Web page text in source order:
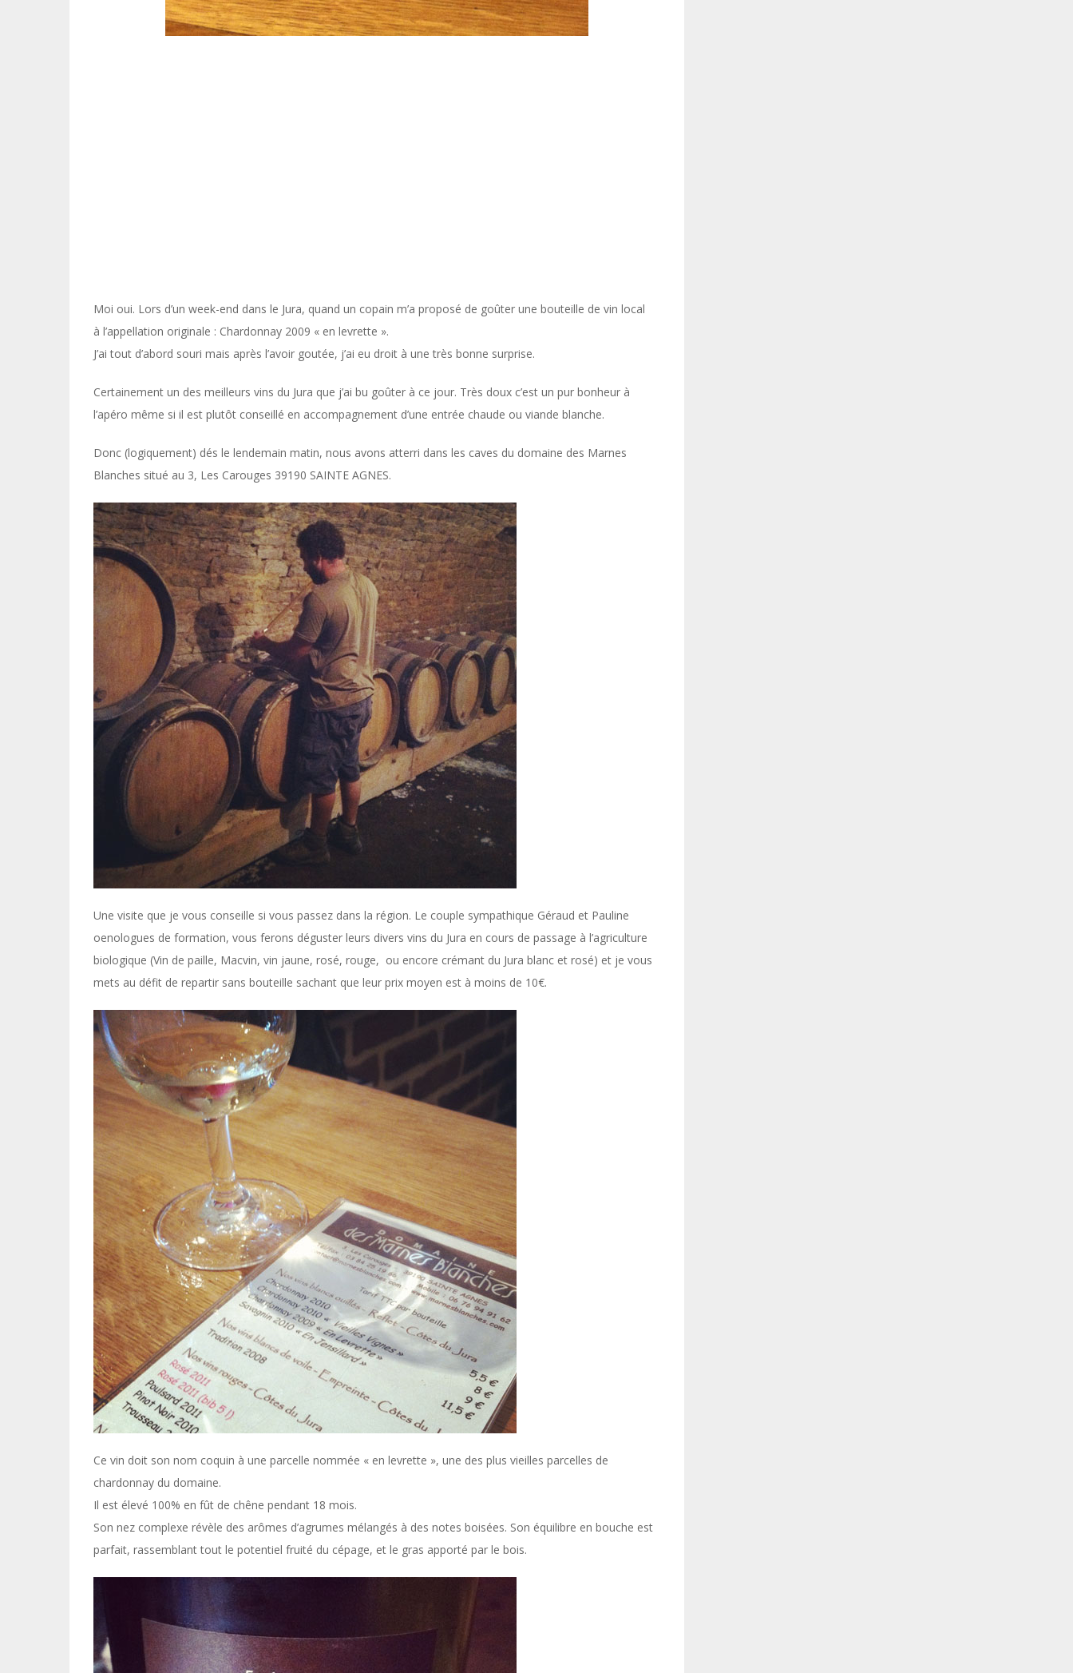
Moi oui. Lors d’un week-end dans le Jura, quand un copain m’a proposé de goûter une bouteille de vin local
à l’appellation originale : Chardonnay 2009 « en levrette ».
J’ai tout d’abord souri mais après l’avoir goutée, j’ai eu droit à une très bonne surprise.
Certainement un des meilleurs vins du Jura que j’ai bu goûter à ce jour. Très doux c’est un pur bonheur à
l’apéro même si il est plutôt conseillé en accompagnement d’une entrée chaude ou viande blanche.
Donc (logiquement) dés le lendemain matin, nous avons atterri dans les caves du domaine des Marnes
Blanches situé au 3, Les Carouges 39190 SAINTE AGNES.
Une visite que je vous conseille si vous passez dans la région. Le couple sympathique Géraud et Pauline
oenologues de formation, vous ferons déguster leurs divers vins du Jura en cours de passage à l’agriculture
biologique (Vin de paille, Macvin, vin jaune, rosé, rouge, ou encore crémant du Jura blanc et rosé) et je vous
mets au défit de repartir sans bouteille sachant que leur prix moyen est à moins de 10€.
Ce vin doit son nom coquin à une parcelle nommée « en levrette », une des plus vieilles parcelles de
chardonnay du domaine.
Il est élevé 100% en fût de chêne pendant 18 mois.
Son nez complexe révèle des arômes d’agrumes mélangés à des notes boisées. Son équilibre en bouche est
parfait, rassemblant tout le potentiel fruité du cépage, et le gras apporté par le bois.